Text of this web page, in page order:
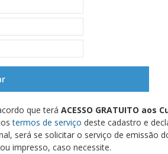
que terá ACESSO GRATUITO aos
termos de serviço deste cadastro e
será se solicitar o serviço de emissão
impresso, caso necessite.